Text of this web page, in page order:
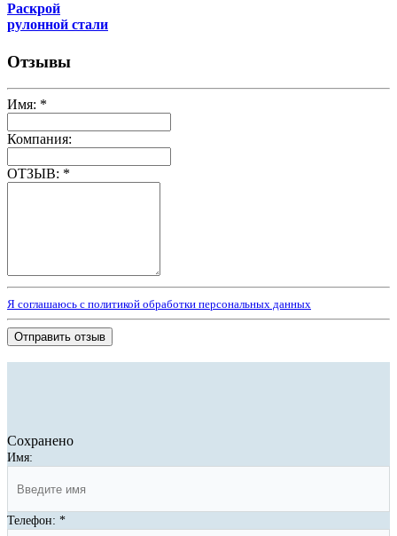
Раскрой
рулонной стали
Отзывы
Имя: *
Компания:
ОТЗЫВ: *
Я соглашаюсь с политикой обработки персональных данных
Отправить отзыв
Сохранено
Имя:
Телефон: *